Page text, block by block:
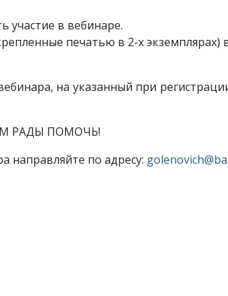
участие в вебинаре.
печатью в 2-х экземплярах)
на указанный при
РАДЫ ПОМОЧЬ!
направляйте по адресу: